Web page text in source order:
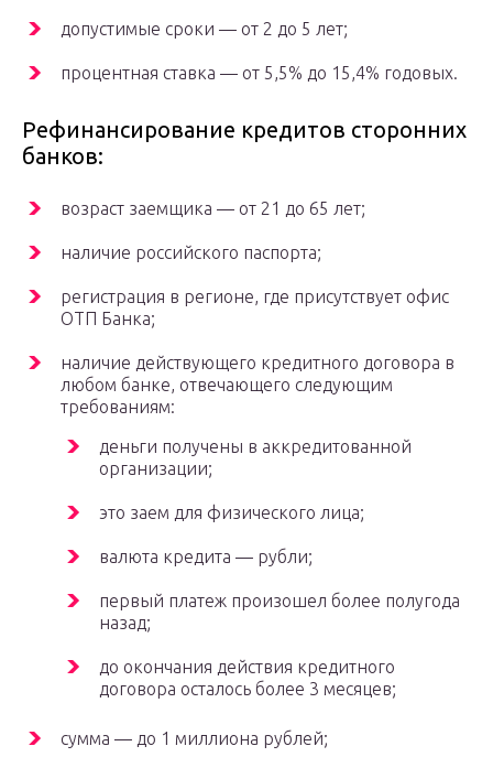
допустимые сроки — от 2 до 5 лет;
процентная ставка — от 5,5% до 15,4% годовых.
Рефинансирование кредитов сторонних
банков:
возраст заемщика — от 21 до 65 лет;
наличие российского паспорта;
регистрация в регионе, где присутствует офис
ОТП Банка;
наличие действующего кредитного договора в
любом банке, отвечающего следующим
требованиям:
деньги получены в аккредитованной
организации;
это заем для физического лица;
валюта кредита — рубли;
первый платеж произошел более полугода
назад;
до окончания действия кредитного
договора осталось более 3 месяцев;
сумма — до 1 миллиона рублей;